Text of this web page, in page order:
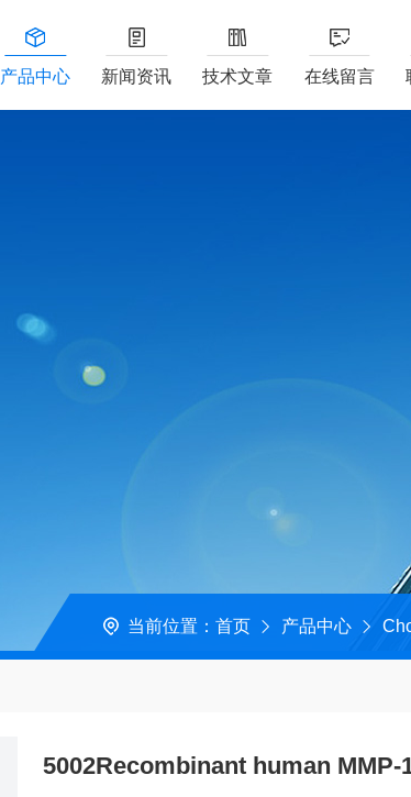
产品中心 新闻资讯 技术文章 在线留言
当前位置： 首页 产品中心
5002Recombinant human